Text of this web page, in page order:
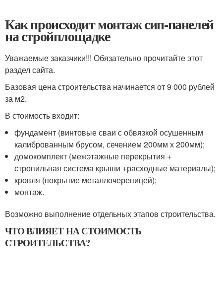
Как происходит монтаж сип-панелей
на стройплощадке
Уважаемые заказчики!!! Обязательно прочитайте этот
раздел сайта.
Базовая цена строительства начинается от 9 000 рублей
за м2.
В стоимость входит:
фундамент (винтовые сваи с обвязкой осушенным
калиброванным брусом, сечением 200мм х 200мм);
домокомплект (межэтажные перекрытия +
стропильная система крыши +расходные материалы);
кровля (покрытие металлочерепицей);
монтаж.
Возможно выполнение отдельных этапов строительства.
ЧТО ВЛИЯЕТ НА СТОИМОСТЬ
СТРОИТЕЛЬСТВА?